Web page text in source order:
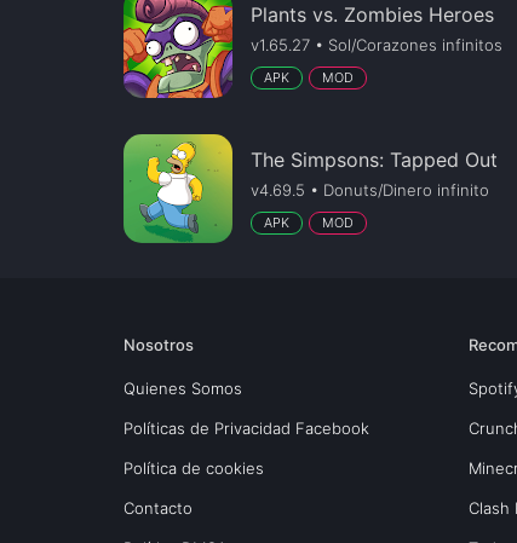
Plants vs. Zombies Heroes
v1.65.27 • Sol/Corazones infinitos
APK MOD
The Simpsons: Tapped Out
v4.69.5 • Donuts/Dinero infinito
APK MOD
Nosotros
Quienes Somos
Políticas de Privacidad Facebook
Política de cookies
Contacto Clash